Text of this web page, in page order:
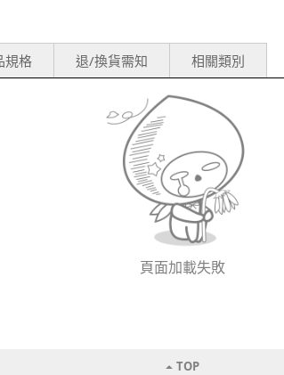
規格 退/換貨需知 相關類別
頁面加載失敗
TOP